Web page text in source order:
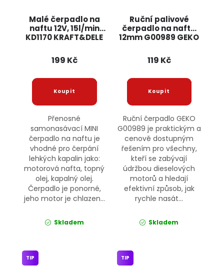
Malé čerpadlo na
naftu 12V, 15l/min
KD1170 KRAFT&DELE
199 Kč
Přenosné
samonasávací MINI
čerpadlo na naftu je
vhodné pro čerpání
lehkých kapalin jako:
motorová nafta, topný
olej, kapalný olej.
Čerpadlo je ponorné,
jeho motor je chlazen...
Skladem
Ruční palivové
čerpadlo na naftu
12mm G00989 GEKO
119 Kč
Ruční čerpadlo GEKO
G00989 je praktickým a
cenově dostupným
řešením pro všechny,
kteří se zabývají
údržbou dieselových
motorů a hledají
efektivní způsob, jak
rychle nasát...
Skladem
TIP TIP